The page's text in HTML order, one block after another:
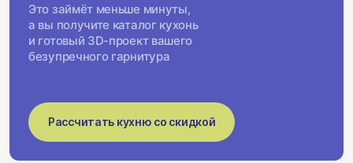
Это займёт меньше минуты,
а вы получите каталог кухонь
и готовый 3D-проект вашего
безупречного гарнитура
Рассчитать кухню со скидкой